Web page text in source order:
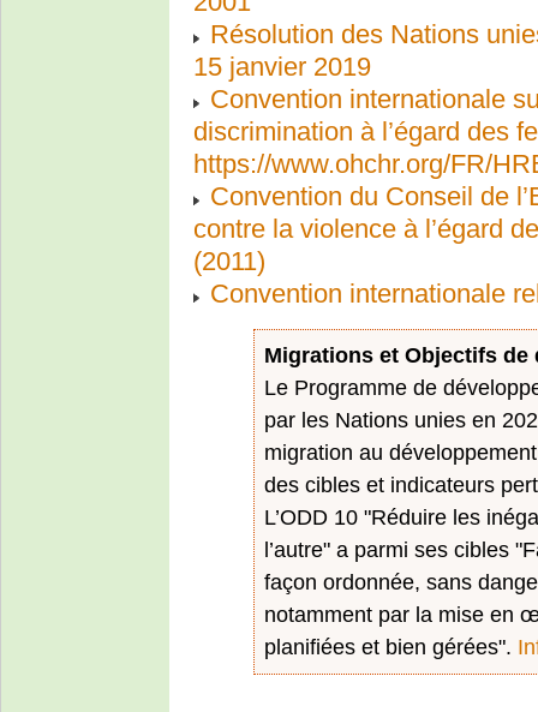
Résolution des Nations
15 janvier 2019
Convention internationale
discrimination à l’égard des
https://www.ohchr.org/FR/
Convention du Conseil de
contre la violence à l’égard
(2011)
Convention internationale
Migrations et Objectifs de
Le Programme de
par les Nations unies en
migration au
des cibles et indicateurs
L’ODD 10 "Réduire les
l’autre" a parmi ses cibles
façon ordonnée, sans
notamment par la mise en
planifiées et bien gérées".